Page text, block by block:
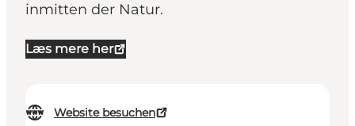
inmitten der Natur.
Læs mere her
Website besuchen